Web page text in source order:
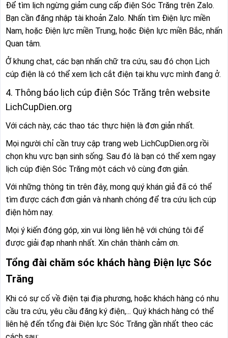
Để tìm lịch ngừng giảm cung cấp điện Sóc Trăng trên Zalo.
Bạn cần đăng nhập tài khoản Zalo. Nhấn tìm Điện lực miền
Nam, hoặc Điện lực miền Trung, hoặc Điện lực miền Bắc, nhấn
Quan tâm.
Ở khung chat, các bạn nhấn chữ tra cứu, sau đó chọn Lịch
cúp điện là có thể xem lịch cắt điện tại khu vực mình đang ở.
4. Thông báo lịch cúp điện Sóc Trăng trên website
LichCupDien.org
Với cách này, các thao tác thực hiện là đơn giản nhất.
Mọi người chỉ cần truy cập trang web LichCupDien.org rồi
chọn khu vực bạn sinh sống. Sau đó là bạn có thể xem ngay
lịch cúp điện Sóc Trăng một cách vô cùng đơn giản.
Với những thông tin trên đây, mong quý khán giả đã có thể
tìm được cách đơn giản và nhanh chóng để tra cứu lịch cúp
điện hôm nay.
Mọi ý kiến đóng góp, xin vui lòng liên hệ với chúng tôi để
được giải đạp nhanh nhất. Xin chân thành cảm ơn.
Tổng đài chăm sóc khách hàng Điện lực Sóc
Trăng
Khi có sự cố về điện tại địa phương, hoặc khách hàng có nhu
cầu tra cứu, yêu cầu đăng ký điện,... Quý khách hàng có thể
liên hệ đến tổng đài Điện lực Sóc Trăng gần nhất theo các